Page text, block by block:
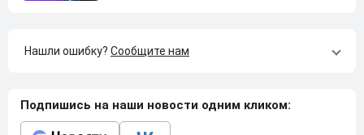
Нашли ошибку? Сообщите нам
Подпишись на наши новости одним кликом: